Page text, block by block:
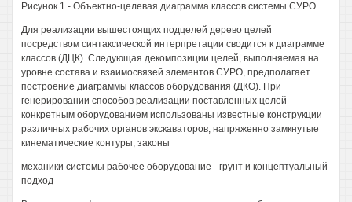
Рисунок 1 - Объектно-целевая диаграмма классов системы СУРО
Для реализации вышестоящих подцелей дерево целей
посредством синтаксической интерпретации сводится к диаграмме
классов (ДЦК). Следующая декомпозиции целей, выполняемая на
уровне состава и взаимосвязей элементов СУРО, предполагает
построение диаграммы классов оборудования (ДКО). При
генерировании способов реализации поставленных целей
конкретным оборудованием использованы известные конструкции
различных рабочих органов экскаваторов, напряженно замкнутые
кинематические контуры, законы
механики системы рабочее оборудование - грунт и концептуальный
подход